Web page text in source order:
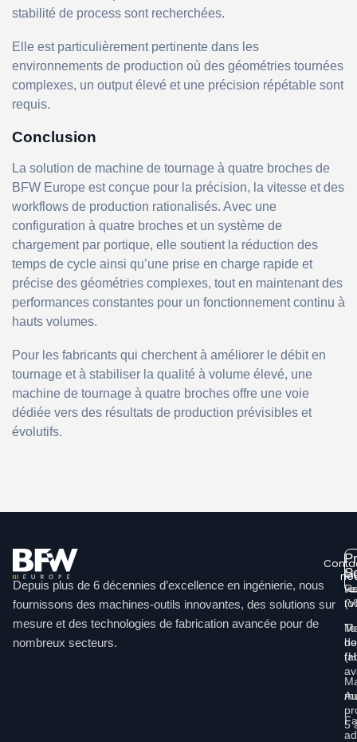
stabilité de process sont recherchées.
Elle est particulièrement pertinente dans les
environnements de production où des géométries tournées
complexes, un output élevé et une précision répétable sont
requis.
Conclusion
La solution de machine de tournage à quatre broches de
BFW Europe est conçue pour la précision, la vitesse et des
workflows de production rationalisés. Avec une
configuration à quatre broches et un système de
chargement par portique, elle soutient la réduction des
temps de cycle ainsi qu’une prise en charge rapide et
précise des géométries complexes, tout en maintenant des
performances constantes pour un fonctionnement continu à
hauts volumes.
Pour les fabricants qui cherchent à améliorer le débit en
tournage et à stabiliser la qualité à volume élevé, une
machine de tournage à quatre broches offre une voie
dédiée vers des résultats de production prévisibles et
évolutifs.
Depuis plus de 6 décennies d’excellence en ingénierie, nous
fournissons des machines-outils innovantes, des solutions sur
mesure et des technologies de fabrication avancée pour de
nombreux secteurs.
5
de